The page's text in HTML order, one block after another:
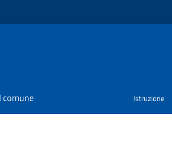
comune Istruzione